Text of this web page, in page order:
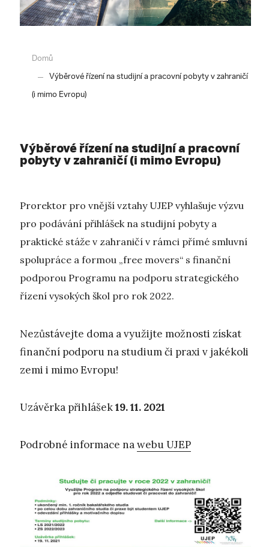
Domů
Výběrové řízení na studijní a pracovní pobyty v zahraničí
(i mimo Evropu)
Výběrové řízení na studijní a pracovní
pobyty v zahraničí (i mimo Evropu)
Prorektor pro vnější vztahy UJEP vyhlašuje výzvu
pro podávání přihlášek na studijní pobyty a
praktické stáže v zahraničí v rámci přímé smluvní
spolupráce a formou „free movers“ s finanční
podporou Programu na podporu strategického
řízení vysokých škol pro rok 2022.
Nezůstávejte doma a využijte možnosti získat
finanční podporu na studium či praxi v jakékoli
zemi i mimo Evropu!
Uzávěrka přihlášek19. 11. 2021
Podrobné informace nawebu UJEP